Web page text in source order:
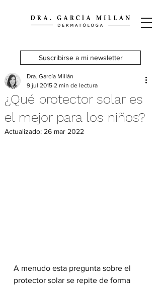
Suscribirse a mi newsletter
¿Qué protector solar es
el mejor para los niños?
Dra. García Millán
9 jul 2015 2 min de lectura
Actualizado: 26 mar 2022
A menudo esta pregunta sobre el
protector solar se repite de forma